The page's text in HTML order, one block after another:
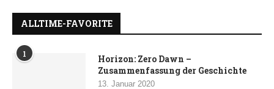
ALLTIME-FAVORITE
1
Horizon: Zero Dawn –
Zusammenfassung der Geschichte
13. Januar 2020